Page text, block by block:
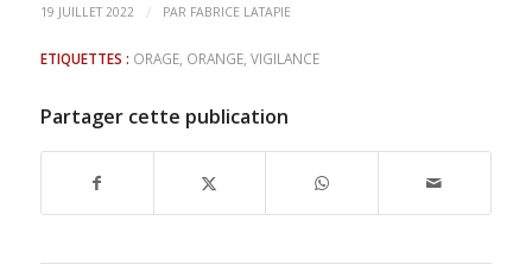
19 JUILLET 2022 / PAR FABRICE LATAPIE
ETIQUETTES : ORAGE, ORANGE, VIGILANCE
Partager cette publication